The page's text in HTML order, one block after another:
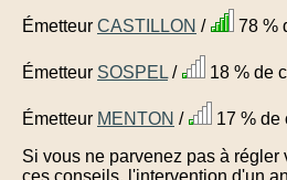
Émetteur CASTILLON / 78 %
Émetteur SOSPEL / 18 % de
Émetteur MENTON /
17 % de
Si vous ne parvenez pas à régler
ces conseils, l'intervention d'un